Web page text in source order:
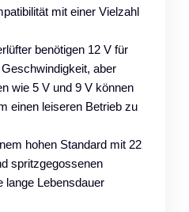
mit einer Vielzahl
benötigen 12 V für
aber
wie 5 V und 9 V können
einen leiseren Betrieb zu
hohen Standard mit 22
spritzgegossenen
lange Lebensdauer